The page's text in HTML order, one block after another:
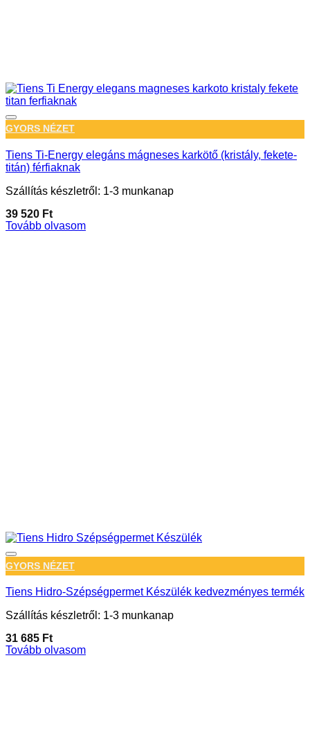
GYORS NÉZET
Tiens Ti-Energy elegáns mágneses karkötő (kristály, fekete-
titán) férfiaknak
Szállítás készletről: 1-3 munkanap
39 520 Ft
Tovább olvasom
GYORS NÉZET
Tiens Hidro-Szépségpermet Készülék kedvezményes termék
Szállítás készletről: 1-3 munkanap
31 685 Ft
Tovább olvasom